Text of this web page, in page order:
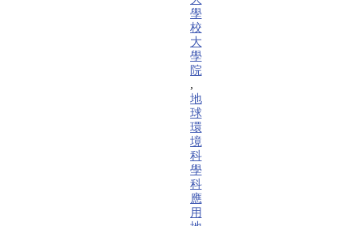
學
校
大
學
院
,
地
球
環
境
科
學
科
應
用